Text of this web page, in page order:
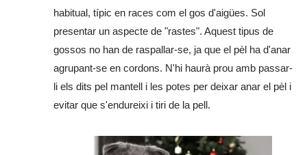
habitual, típic en races com el gos d'aigües. Sol
presentar un aspecte de "rastes". Aquest tipus de
gossos no han de raspallar-se, ja que el pèl ha d'anar
agrupant-se en cordons. N'hi haurà prou amb passar-
li els dits pel mantell i les potes per deixar anar el pèl i
evitar que s'endureixi i tiri de la pell.